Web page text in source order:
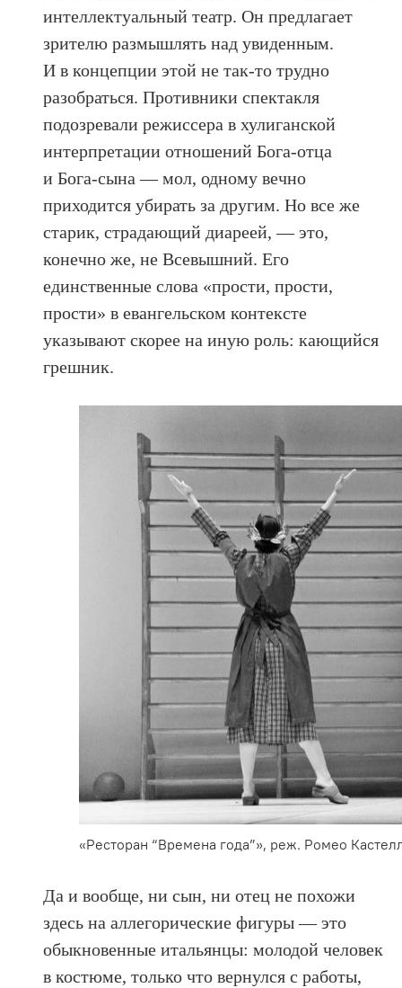
интеллектуальный театр. Он предлагает
зрителю размышлять над увиденным.
И в концепции этой не так-то трудно
разобраться. Противники спектакля
подозревали режиссера в хулиганской
интерпретации отношений Бога-отца
и Бога-сына — мол, одному вечно
приходится убирать за другим. Но все же
старик, страдающий диареей, — это,
конечно же, не Всевышний. Его
единственные слова «прости, прости,
прости» в евангельском контексте
указывают скорее на иную роль: кающийся
грешник.
«Ресторан “Времена года”», реж. Ромео
Да и вообще, ни сын, ни отец не похожи
здесь на аллегорические фигуры — это
обыкновенные итальянцы: молодой человек
в костюме, только что вернулся с работы,